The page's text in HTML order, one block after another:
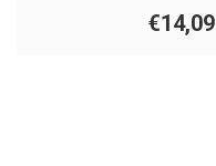
€14,09